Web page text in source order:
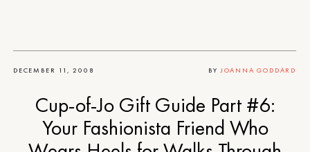
DECEMBER 11, 2008 BY JOANNA GODDARD
Cup-of-Jo Gift Guide Part #6:
Your Fashionista Friend Who